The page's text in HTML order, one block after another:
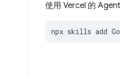
使用 Vercel 的
npx skills add